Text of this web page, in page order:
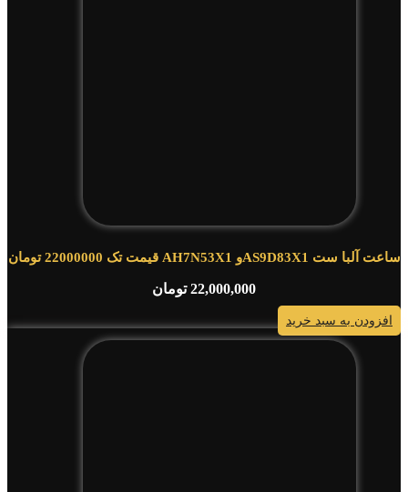
ساعت آلبا ست AS9D83X1و AH7N53X1 قیمت تک 22000000 تومان
22,000,000 تومان
افزودن به سبد خرید